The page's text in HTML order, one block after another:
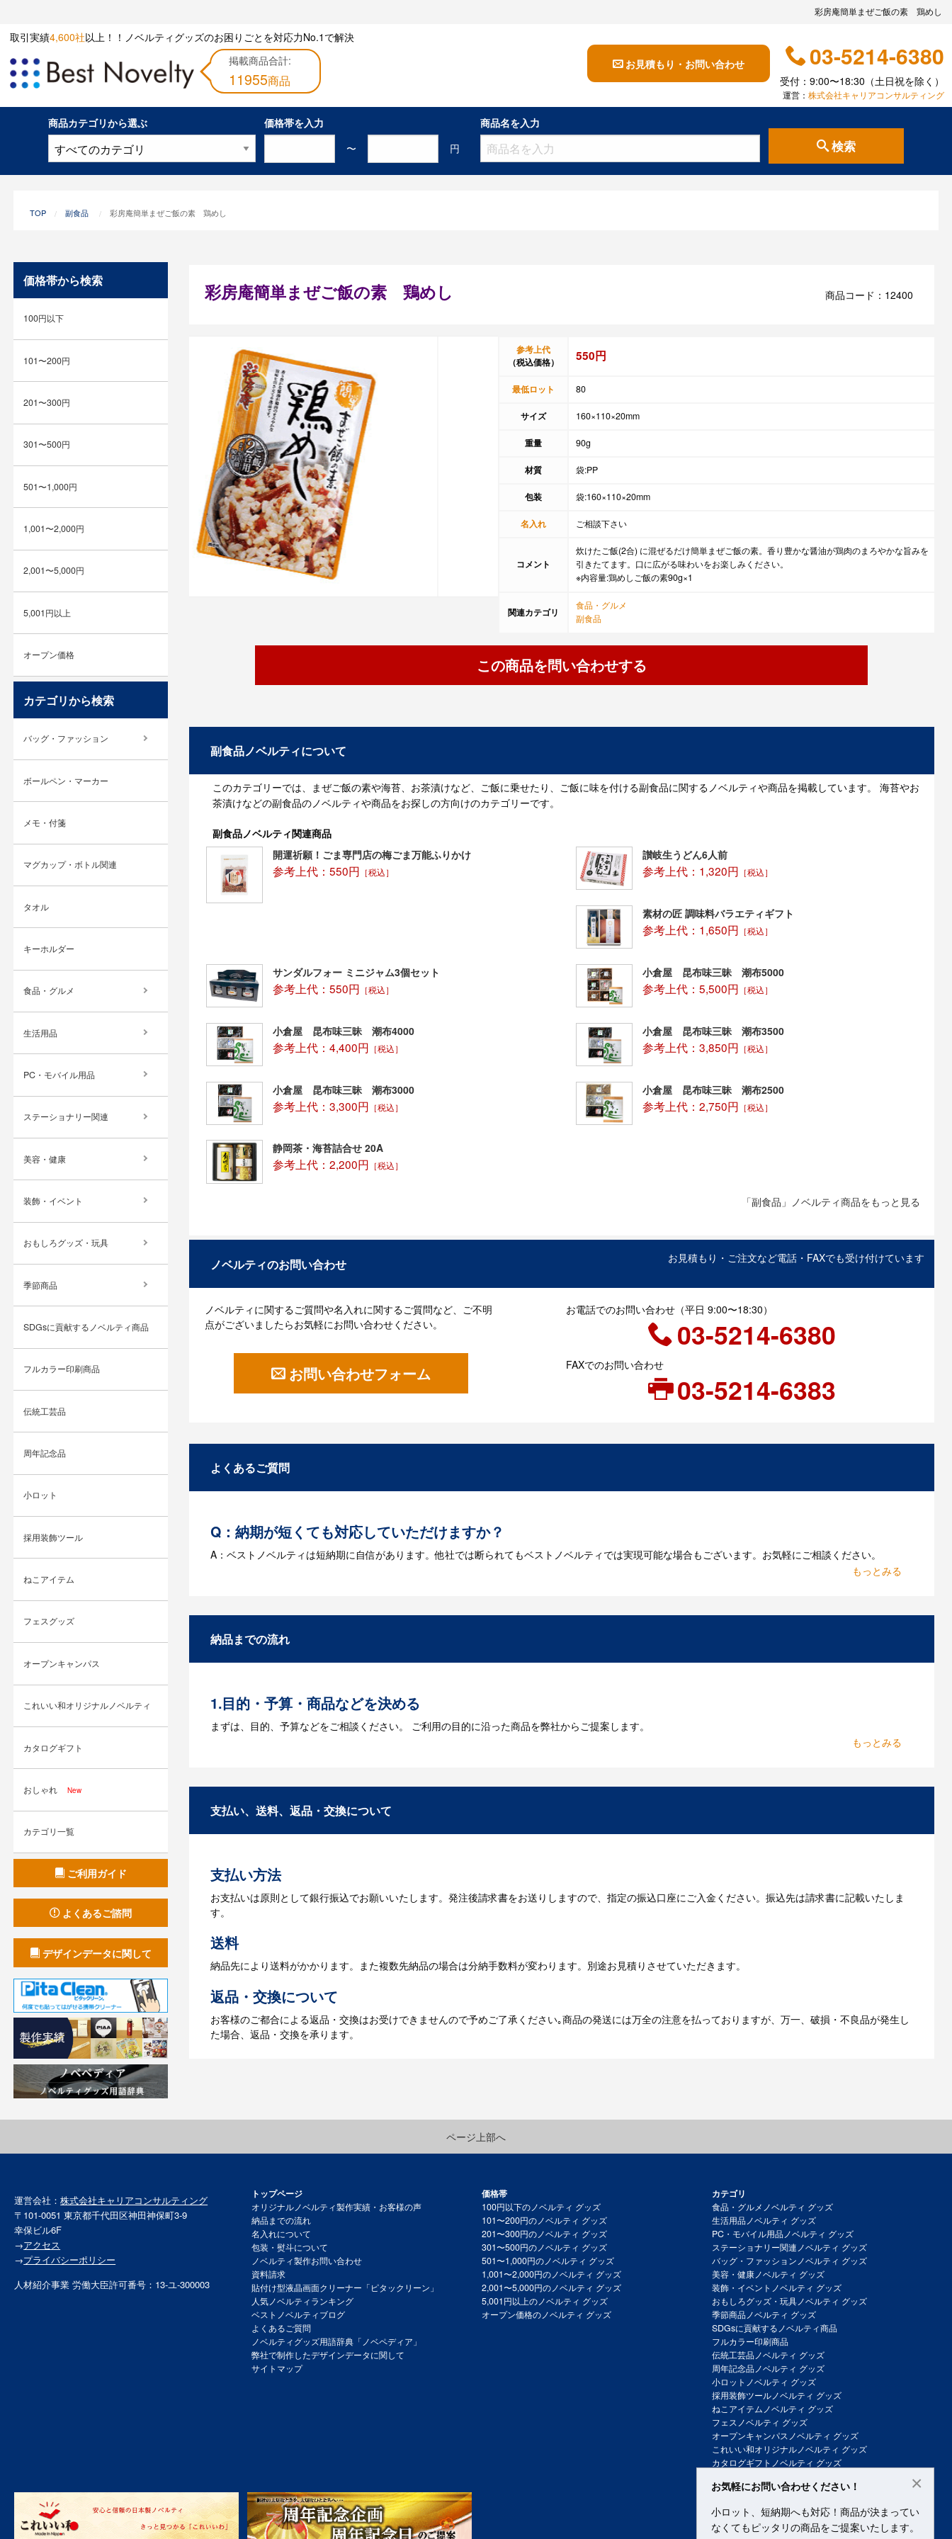
彩房庵簡単まぜご飯の素 鶏めし
取引実績4,600社以上！！ノベルティグッズのお困りごとを対応力No.1で解決
掲載商品合計:
11955商品
お見積もり・お問い合わせ 03-5214-6380
受付：9:00〜18:30（土日祝を除く）
運営：株式会社キャリアコンサルティング
商品カテゴリから選ぶ
価格帯を入力
〜
円
商品名を入力
検索
TOP 副食品 彩房庵簡単まぜご飯の素 鶏めし
彩房庵簡単まぜご飯の素 鶏めし 商品コード：12400
参考上代
（税込価格）
550円
最低ロット 80
サイズ 160×110×20mm
重量 90g
材質 袋:PP
包装 袋:160×110×20mm
名入れ ご相談下さい
コメント
炊けたご飯(2合) に混ぜるだけ簡単まぜご飯の素。香り豊かな醤油が鶏肉のまろやかな旨みを
引きたてます。口に広がる味わいをお楽しみください。
※内容量:鶏めしご飯の素90g×1
関連カテゴリ
食品・グルメ
副食品
この商品を問い合わせする
副食品ノベルティについて
このカテゴリーでは、まぜご飯の素や海苔、お茶漬けなど、ご飯に乗せたり、ご飯に味を付ける副食品に関するノベルティや商品を掲載しています。 海苔やお
茶漬けなどの副食品のノベルティや商品をお探しの方向けのカテゴリーです。
副食品ノベルティ関連商品
開運祈願！ごま専門店の梅ごま万能ふりかけ
参考上代：550円 ［税込］
讃岐生うどん6人前
参考上代：1,320円 ［税込］
素材の匠 調味料バラエティギフト
参考上代：1,650円 ［税込］
サンダルフォー ミニジャム3個セット
参考上代：550円 ［税込］
小倉屋 昆布味三昧 潮布5000
参考上代：5,500円 ［税込］
小倉屋 昆布味三昧 潮布4000
参考上代：4,400円 ［税込］
小倉屋 昆布味三昧 潮布3500
参考上代：3,850円 ［税込］
小倉屋 昆布味三昧 潮布3000
参考上代：3,300円 ［税込］
小倉屋 昆布味三昧 潮布2500
参考上代：2,750円 ［税込］
静岡茶・海苔詰合せ 20A
参考上代：2,200円 ［税込］
「副食品」ノベルティ商品をもっと見る
ノベルティのお問い合わせ お見積もり・ご注文など電話・FAXでも受け付けています
ノベルティに関するご質問や名入れに関するご質問など、ご不明
点がございましたらお気軽にお問い合わせください。
お問い合わせフォーム
お電話でのお問い合わせ（平日 9:00〜18:30）
03-5214-6380
FAXでのお問い合わせ
03-5214-6383
よくあるご質問
Q：納期が短くても対応していただけますか？
A：ベストノベルティは短納期に自信があります。他社では断られてもベストノベルティでは実現可能な場合もございます。お気軽にご相談ください。
納品までの流れ
1.目的・予算・商品などを決める
まずは、目的、予算などをご相談ください。 ご利用の目的に沿った商品を弊社からご提案します。
3.発注・データ入稿
お見積書を元に、製作が決定しましたら、ご注文書をお送りします。
4.納品
【名入れをする場合】データのご入稿後３週間程度で納品となります。
【名入れなしの場合】在庫がある場合、3～5営業日程度で納品となります。
支払い、送料、返品・交換について
支払い方法
お支払いは原則として銀行振込でお願いいたします。発注後請求書をお送りしますので、指定の振込口座にご入金ください。振込先は請求書に記載いたしま
す。
送料
納品先により送料がかかります。また複数先納品の場合は分納手数料が変わります。別途お見積りさせていただきます。
返品・交換について
お客様のご都合による返品・交換はお受けできませんので予めご了承ください｡商品の発送には万全の注意を払っておりますが、万一、破損・不良品が発生し
た場合、返品・交換を承ります。
価格帯から検索
100円以下
101〜200円
201〜300円
301〜500円
501〜1,000円
1,001〜2,000円
2,001〜5,000円
5,001円以上
オープン価格
カテゴリから検索
バッグ・ファッション
ボールペン・マーカー
メモ・付箋
マグカップ・ボトル関連
タオル
キーホルダー
食品・グルメ
生活用品
PC・モバイル用品
ステーショナリー関連
美容・健康
装飾・イベント
おもしろグッズ・玩具
季節商品
SDGsに貢献するノベルティ商品
フルカラー印刷商品
伝統工芸品
周年記念品
小ロット
採用装飾ツール
ねこアイテム
フェスグッズ
オープンキャンパス
これいい和オリジナルノベルティ
カタログギフト
おしゃれ New
カテゴリ一覧
ご利用ガイド
よくあるご諮問
デザインデータに関して
ページ上部へ
運営会社：株式会社キャリアコンサルティング
〒101-0051 東京都千代田区神田神保町3-9
幸保ビル6F
→アクセス
→プライバシーポリシー
人材紹介事業 労働大臣許可番号：13-ユ-300003
トップページ
オリジナルノベルティ製作実績・お客様の声
納品までの流れ
名入れについて
包装・熨斗について
ノベルティ製作お問い合わせ
資料請求
貼付け型液晶画面クリーナー「ピタックリーン」
人気ノベルティランキング
ベストノベルティブログ
よくあるご質問
ノベルティグッズ用語辞典「ノベペディア」
弊社で制作したデザインデータに関して
サイトマップ
価格帯
100円以下のノベルティ グッズ
101〜200円のノベルティ グッズ
201〜300円のノベルティ グッズ
301〜500円のノベルティ グッズ
501〜1,000円のノベルティ グッズ
1,001〜2,000円のノベルティ グッズ
2,001〜5,000円のノベルティ グッズ
5,001円以上のノベルティ グッズ
オープン価格のノベルティ グッズ
カテゴリ
食品・グルメノベルティ グッズ
生活用品ノベルティ グッズ
PC・モバイル用品ノベルティ グッズ
ステーショナリー関連ノベルティ グッズ
バッグ・ファッションノベルティ グッズ
美容・健康ノベルティ グッズ
装飾・イベントノベルティ グッズ
おもしろグッズ・玩具ノベルティ グッズ
季節商品ノベルティ グッズ
SDGsに貢献するノベルティ商品
フルカラー印刷商品
伝統工芸品ノベルティ グッズ
周年記念品ノベルティ グッズ
小ロットノベルティ グッズ
採用装飾ツールノベルティ グッズ
ねこアイテムノベルティ グッズ
フェスノベルティ グッズ
オープンキャンパスノベルティ グッズ
これいい和オリジナルノベルティ グッズ
カタログギフトノベルティ グッズ
お気軽にお問い合わせください！
小ロット、短納期へも対応！商品が決まってい
なくてもピッタリの商品をご提案いたします。
×